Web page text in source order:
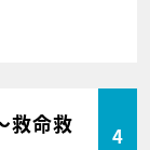
救命救
4